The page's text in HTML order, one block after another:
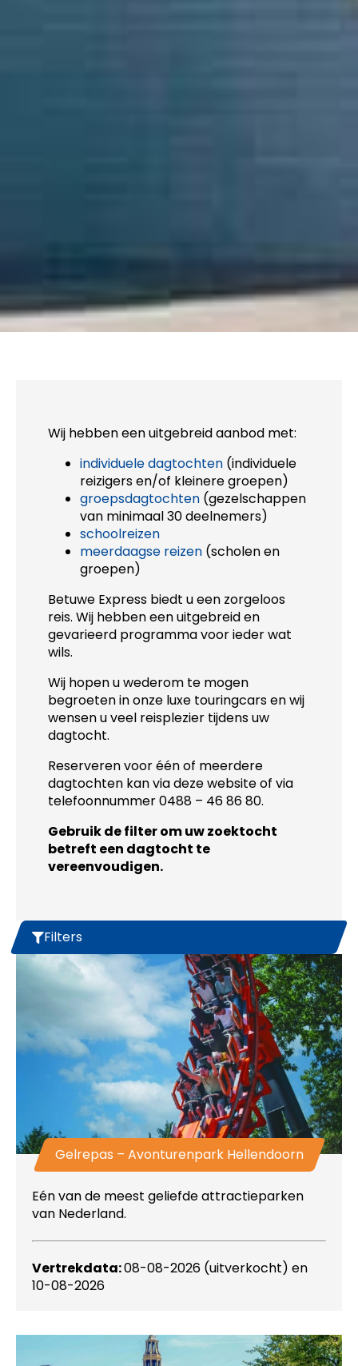
Wij hebben een uitgebreid aanbod met:
individuele dagtochten (individuele
reizigers en/of kleinere groepen)
groepsdagtochten (gezelschappen
van minimaal 30 deelnemers)
schoolreizen
meerdaagse reizen (scholen en
groepen)
Betuwe Express biedt u een zorgeloos
reis. Wij hebben een uitgebreid en
gevarieerd programma voor ieder wat
wils.
Wij hopen u wederom te mogen
begroeten in onze luxe touringcars en wij
wensen u veel reisplezier tijdens uw
dagtocht.
Reserveren voor één of meerdere
dagtochten kan via deze website of via
telefoonnummer 0488 – 46 86 80.
Gebruik de filter om uw zoektocht
betreft een dagtocht te
vereenvoudigen.
Filters
Gelrepas – Avonturenpark Hellendoorn
Eén van de meest geliefde attractieparken
van Nederland.
Vertrekdata:08-08-2026 (uitverkocht) en
10-08-2026